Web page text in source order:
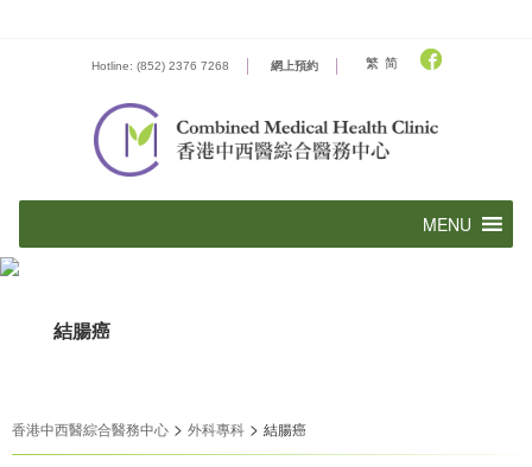
Hotline: (852) 2376 7268 網上預約 繁 简
結腸癌
香港中西醫綜合醫務中心 > 外科專科 > 結腸癌